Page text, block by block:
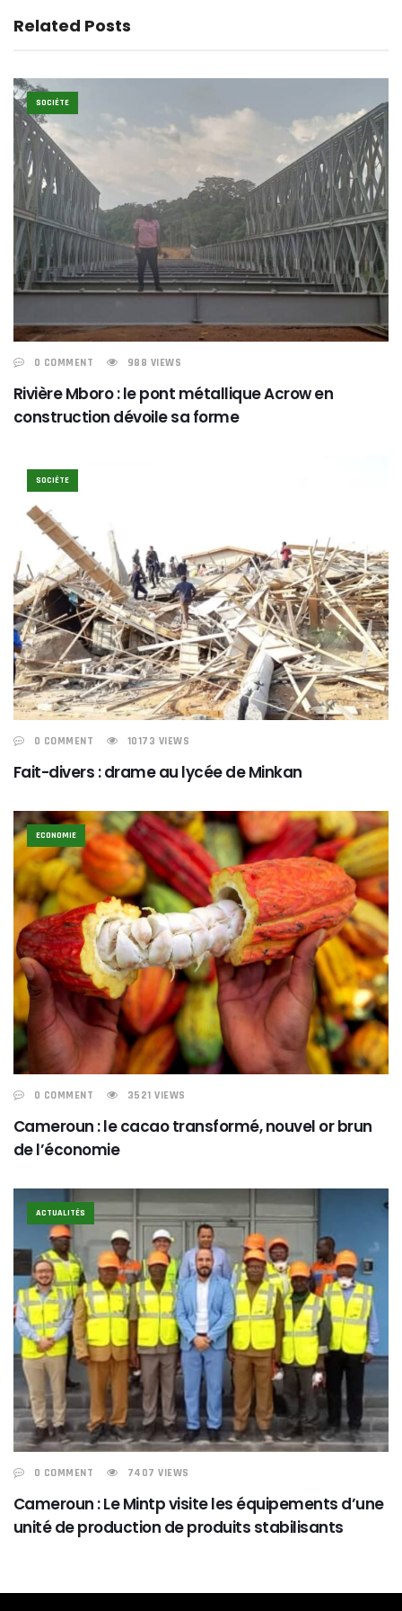
Related Posts
SOCIÉTE
0 COMMENT 988 VIEWS
Rivière Mboro : le pont métallique Acrow en
construction dévoile sa forme
SOCIÉTE
0 COMMENT 10173 VIEWS
Fait-divers : drame au lycée de Minkan
ECONOMIE
0 COMMENT 3521 VIEWS
Cameroun : le cacao transformé, nouvel or brun
de l’économie
ACTUALITÉS
0 COMMENT 7407 VIEWS
Cameroun : Le Mintp visite les équipements d’une
unité de production de produits stabilisants